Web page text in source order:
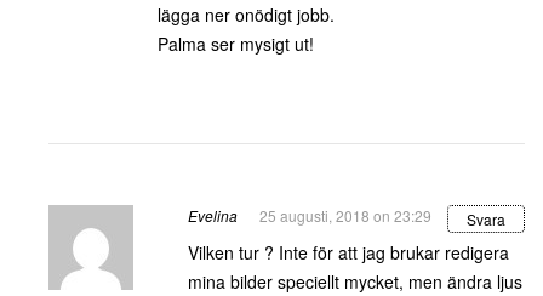
lägga ner onödigt jobb.
Palma ser mysigt ut!
Evelina 25 augusti, 2018 on 23:29 Svara
Vilken tur ? Inte för att jag brukar redigera
mina bilder speciellt mycket, men ändra ljus